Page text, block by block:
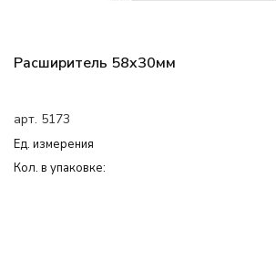
Расширитель 58x30мм
арт. 5173
Ед. измерения
Кол. в упаковке: